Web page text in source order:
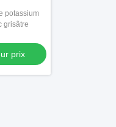
potassium
grisâtre
prix